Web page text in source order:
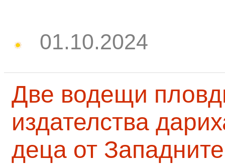
01.10.2024
Две водещи
издателства
деца от